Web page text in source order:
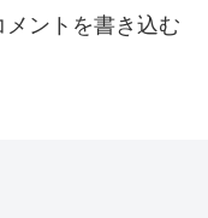
メントを書き込む